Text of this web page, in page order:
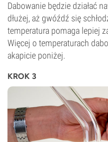
Dabowanie będzie działać
dłużej, aż gwóźdź się
temperatura pomaga lepiej
Więcej o temperaturach
akapicie poniżej.
KROK 3